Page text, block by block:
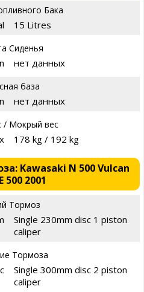
Бака
15 Litres
Сиденья
нет данных
база
нет данных
/ Мокрый вес
178 kg / 192 kg
Kawasaki N 500 Vulcan
500 2001
Тормоз
Single 230mm disc 1 piston
caliper
Тормоза
Single 300mm disc 2 piston
caliper